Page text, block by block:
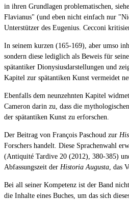
in ihren Grundlagen problematischen,
Flavianus" (und eben nicht einfach nur
Unterstützer des Eugenius. Cecconi
In seinem kurzen (165-169), aber umso
sondern diese lediglich als Beweis für
spätantiker Dionysiusdarstellungen und
Kapitel zur spätantiken Kunst vermeidet
Ebenfalls dem neunzehnten Kapitel
Cameron darin zu, dass die
der spätantiken Kunst zu erforschen.
Der Beitrag von François Paschoud zur
Forschers handelt. Diese Sprachenwahl
(Antiquité Tardive 20 (2012), 380-385)
Abfassungszeit der Historia Augusta , das
Bei all seiner Kompetenz ist der Band
die Inhalte eines Buches, um das sich